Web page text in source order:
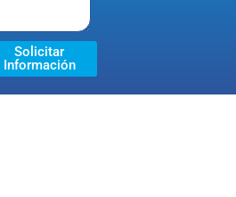
Solicitar
Información